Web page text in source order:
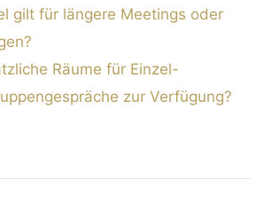
gilt für längere Meetings oder
Räume für Einzel-
zur Verfügung?